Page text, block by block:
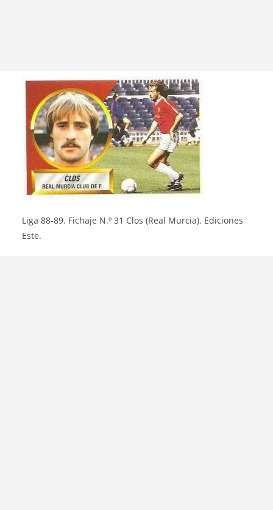
Liga 88-89. Fichaje N.º 31 Clos (Real Murcia). Ediciones
Este.